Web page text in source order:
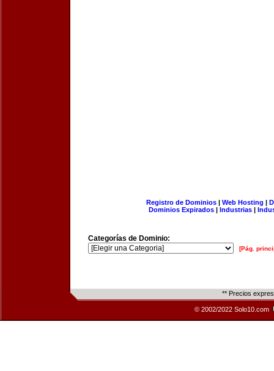
Registro de Dominios| Web Hosting |
Dominios Expirados | Industrias |
Categorías de Dominio:
[Pág.
** Precios
© 2002/2022 Solo10.com